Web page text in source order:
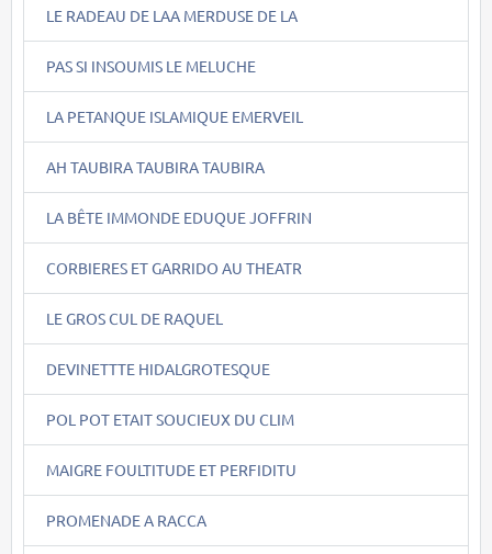
LE RADEAU DE LAA MERDUSE DE LA
PAS SI INSOUMIS LE MELUCHE
LA PETANQUE ISLAMIQUE EMERVEIL
AH TAUBIRA TAUBIRA TAUBIRA
LA BÊTE IMMONDE EDUQUE JOFFRIN
CORBIERES ET GARRIDO AU THEATR
LE GROS CUL DE RAQUEL
DEVINETTTE HIDALGROTESQUE
POL POT ETAIT SOUCIEUX DU CLIM
MAIGRE FOULTITUDE ET PERFIDITU
PROMENADE A RACCA